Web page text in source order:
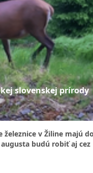
slovenskej prírody
železnice v Žiline majú
budú robiť aj cez